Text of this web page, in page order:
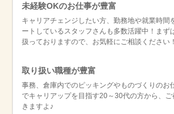
未経験OKのお仕事が豊富
キャリアチェンジしたい方、勤務地や就業時
ートしているスタッフさんも多数活躍中！ま
扱っておりますので、お気軽にご相談ください！
取り扱い職種が豊富
事務、倉庫内でのピッキングやものづくりの
でキャリアップを目指す20～30代の方から、
きますよ♪